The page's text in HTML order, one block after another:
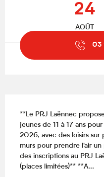
24
AOÛT
03
**Le PRJ Laënnec
jeunes de 11 à 17 ans
2026, avec des loisirs sur
murs pour prendre l'air
des inscriptions au PRJ
(places limitées)** **A...